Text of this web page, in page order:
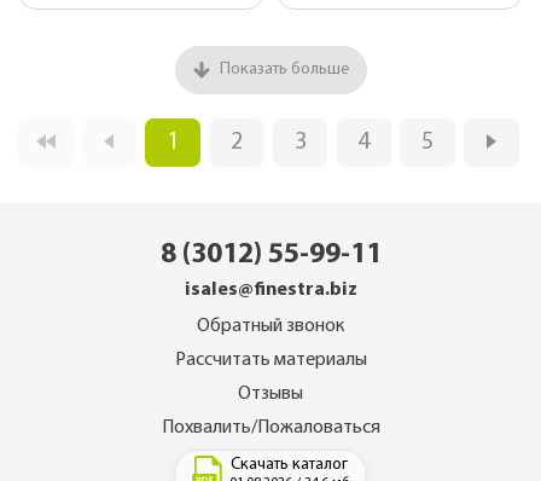
Показать больше
1 2 3 4 5
8 (3012) 55-99-11
isales@finestra.biz
Обратный звонок
Рассчитать материалы
Отзывы
Похвалить/Пожаловаться
Скачать каталог